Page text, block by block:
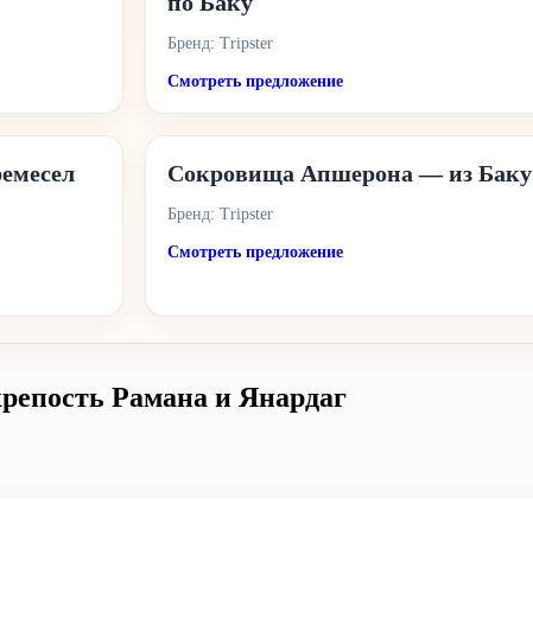
Бренд: Tripster
Смотреть предложение
Сокровища Апшерона — из Баку
Бренд: Tripster
Смотреть предложение
Рамана и Янардаг